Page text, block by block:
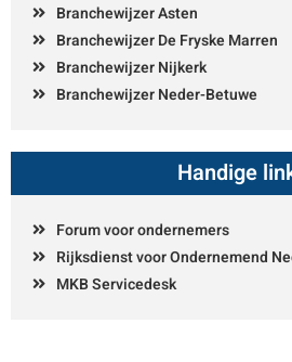
Branchewijzer Asten
Branchewijzer De Fryske Marren
Branchewijzer Nijkerk
Branchewijzer Neder-Betuwe
Handige
Forum voor ondernemers
Rijksdienst voor Ondernemend
MKB Servicedesk